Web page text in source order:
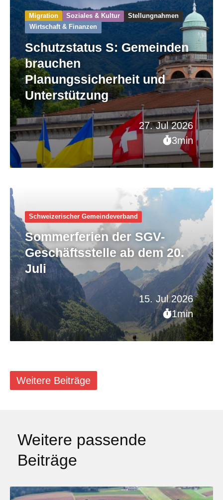
27. Jul 2026
3min
Migration Soziales & Kultur
Stellungnahmen
Wirtschaft & Finanzen
Schutzstatus S: Gemeinden
brauchen
Planungssicherheit und
Unterstützung
15. Jul 2026
1min
Schweizerischer Gemeinde­verband
Sommerferien der SGV-
Geschäftsstelle ab dem 20.
Juli
Weitere Beiträge
Weitere passende
Beiträge